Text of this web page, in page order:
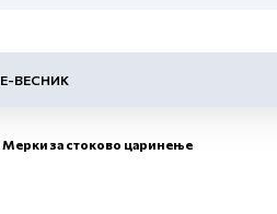
Е-ВЕСНИК
Мерки за стоково царинење